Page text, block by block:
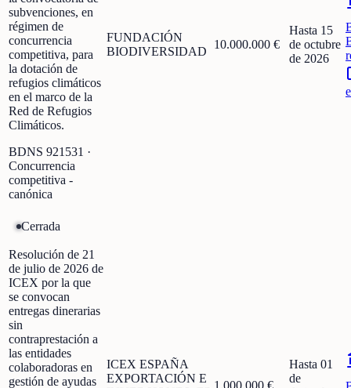
subvenciones, en
régimen de
concurrencia
competitiva, para
la dotación de
refugios climáticos
en el marco de la
Red de Refugios
Climáticos.
BDNS 921531 ·
Concurrencia
competitiva -
canónica
FUNDACIÓN
BIODIVERSIDAD
10.000.000 €
Hasta 15
de octubre
de 2026
Cerrada
Resolución de 21
de julio de 2026 de
ICEX por la que
se convocan
entregas dinerarias
sin
contraprestación a
las entidades
colaboradoras en
gestión de ayudas
ICEX ESPAÑA
EXPORTACIÓN E
Hasta 01
de